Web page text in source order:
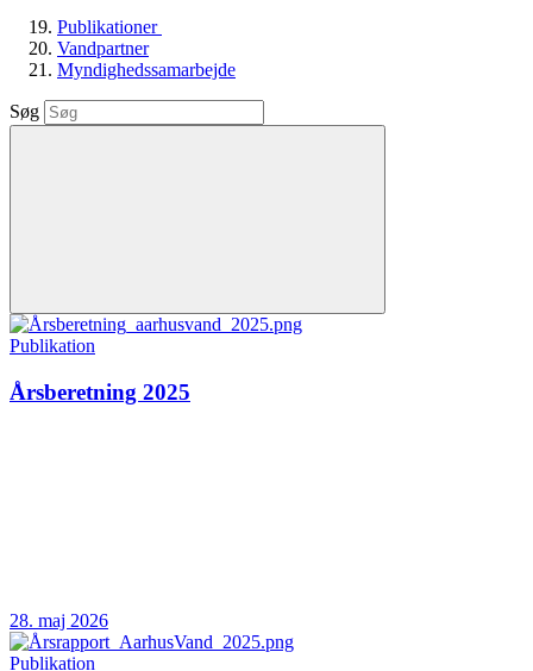
Publikationer
Vandpartner
Myndighedssamarbejde
Søg
Publikation
Årsberetning 2025
28. maj 2026
Publikation